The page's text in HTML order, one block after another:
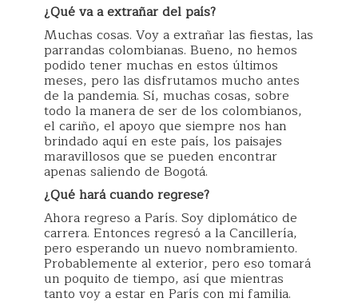
¿Qué va a extrañar del país?
Muchas cosas. Voy a extrañar las fiestas, las
parrandas colombianas. Bueno, no hemos
podido tener muchas en estos últimos
meses, pero las disfrutamos mucho antes
de la pandemia. Sí, muchas cosas, sobre
todo la manera de ser de los colombianos,
el cariño, el apoyo que siempre nos han
brindado aquí en este país, los paisajes
maravillosos que se pueden encontrar
apenas saliendo de Bogotá.
¿Qué hará cuando regrese?
Ahora regreso a París. Soy diplomático de
carrera. Entonces regresó a la Cancillería,
pero esperando un nuevo nombramiento.
Probablemente al exterior, pero eso tomará
un poquito de tiempo, así que mientras
tanto voy a estar en París con mi familia.